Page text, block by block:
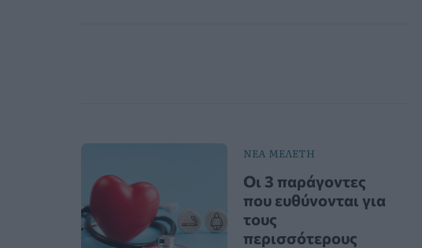
ΝΕΑ ΜΕΛΕΤΗ
Οι 3 παράγοντες
που ευθύνονται για
τους
περισσότερους